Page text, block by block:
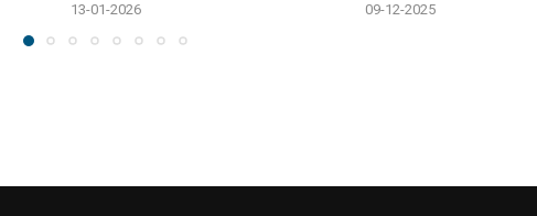
13-01-2026 09-12-2025